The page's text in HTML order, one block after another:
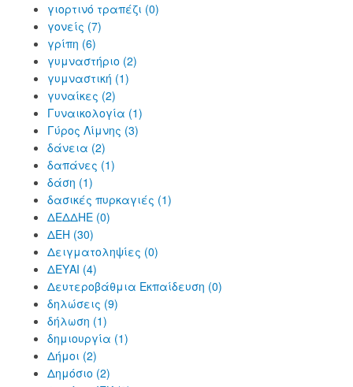
γιορτινό τραπέζι (0)
γονείς (7)
γρίπη (6)
γυμναστήριο (2)
γυμναστική (1)
γυναίκες (2)
Γυναικολογία (1)
Γύρος Λίμνης (3)
δάνεια (2)
δαπάνες (1)
δάση (1)
δασικές πυρκαγιές (1)
ΔΕΔΔΗΕ (0)
ΔΕΗ (30)
Δειγματοληψίες (0)
ΔΕΥΑΙ (4)
Δευτεροβάθμια Εκπαίδευση (0)
δηλώσεις (9)
δήλωση (1)
δημιουργία (1)
Δήμοι (2)
Δημόσιο (2)